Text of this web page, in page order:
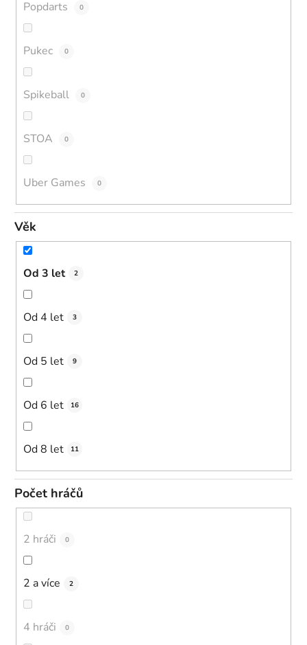
Popdarts 0
Pukec 0
Spikeball 0
STOA 0
Uber Games 0
Věk
Od 3 let 2
Od 4 let 3
Od 5 let 9
Od 6 let 16
Od 8 let 11
Počet hráčů
2 hráči 0
2 a více 2
4 hráči 0